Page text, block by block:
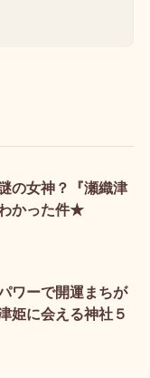
の女神？『瀬織津
かった件★
ワーで開運まちが
姫に会える神社５